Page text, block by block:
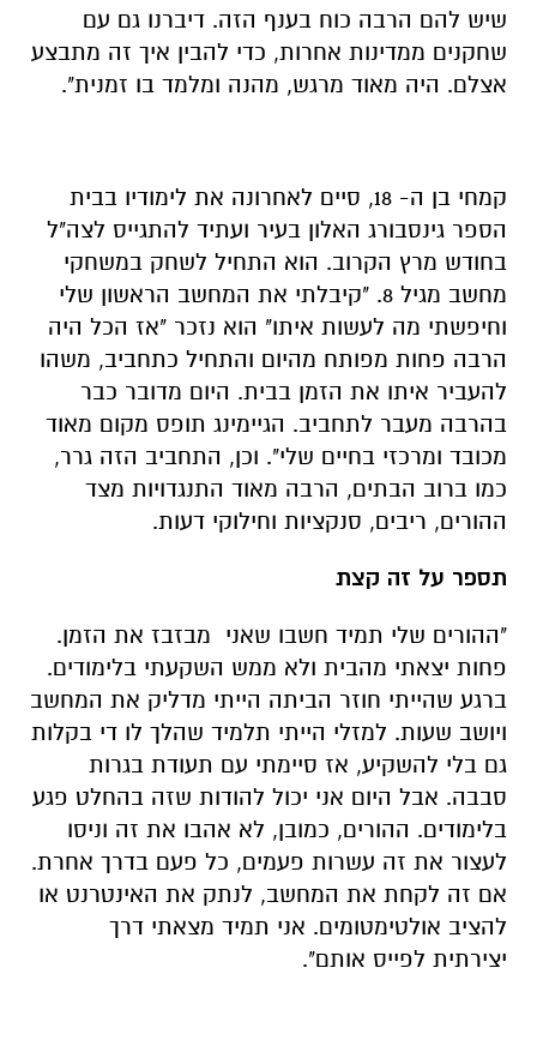
שיש להם הרבה כוח בענף הזה. דיברנו גם עם
שחקנים ממדינות אחרות, כדי להבין איך זה מתבצע
אצלם. היה מאוד מרגש, מהנה ומלמד בו זמנית".
קמחי בן ה- 18, סיים לאחרונה את לימודיו בבית
הספר גינסבורג האלון בעיר ועתיד להתגייס לצה"ל
בחודש מרץ הקרוב. הוא התחיל לשחק במשחקי
מחשב מגיל 8. "קיבלתי את המחשב הראשון שלי
וחיפשתי מה לעשות איתו" הוא נזכר "אז הכל היה
הרבה פחות מפותח מהיום והתחיל כתחביב, משהו
להעביר איתו את הזמן בבית. היום מדובר כבר
בהרבה מעבר לתחביב. הגיימינג תופס מקום מאוד
מכובד ומרכזי בחיים שלי". וכן, התחביב הזה גרר,
כמו ברוב הבתים, הרבה מאוד התנגדויות מצד
ההורים, ריבים, סנקציות וחילוקי דעות.
תספר על זה קצת
"ההורים שלי תמיד חשבו שאני מבזבז את הזמן.
פחות יצאתי מהבית ולא ממש השקעתי בלימודים.
ברגע שהייתי חוזר הביתה הייתי מדליק את המחשב
ויושב שעות. למזלי הייתי תלמיד שהלך לו די בקלות
גם בלי להשקיע, אז סיימתי עם תעודת בגרות
סבבה. אבל היום אני יכול להודות שזה בהחלט פגע
בלימודים. ההורים, כמובן, לא אהבו את זה וניסו
לעצור את זה עשרות פעמים, כל פעם בדרך אחרת.
אם זה לקחת את המחשב, לנתק את האינטרנט או
להציב אולטימטומים. אני תמיד מצאתי דרך
יצירתית לפייס אותם".